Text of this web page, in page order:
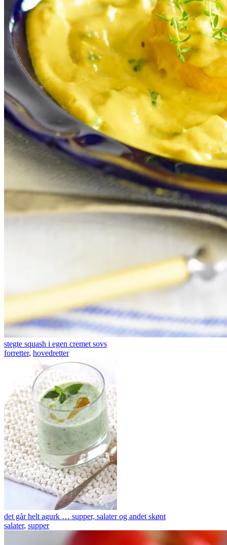
stegte squash i egen cremet sovs
forretter, hovedretter
det går helt agurk … supper, salater og andet skønt
salater, supper